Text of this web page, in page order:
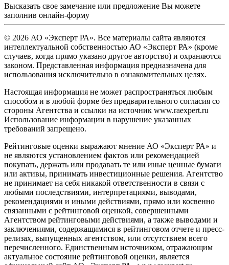
Высказать свое замечание или предложение Вы можете
заполнив онлайн-форму
© 2026 АО «Эксперт РА». Все материалы сайта являются
интеллектуальной собственностью АО «Эксперт РА» (кроме
случаев, когда прямо указано другое авторство) и охраняются
законом. Представленная информация предназначена для
использования исключительно в ознакомительных целях.
Настоящая информация не может распространяться любым
способом и в любой форме без предварительного согласия со
стороны Агентства и ссылки на источник www.raexpert.ru
Использование информации в нарушение указанных
требований запрещено.
Рейтинговые оценки выражают мнение АО «Эксперт РА» и
не являются установлением фактов или рекомендацией
покупать, держать или продавать те или иные ценные бумаги
или активы, принимать инвестиционные решения. Агентство
не принимает на себя никакой ответственности в связи с
любыми последствиями, интерпретациями, выводами,
рекомендациями и иными действиями, прямо или косвенно
связанными с рейтинговой оценкой, совершенными
Агентством рейтинговыми действиями, а также выводами и
заключениями, содержащимися в рейтинговом отчете и пресс-
релизах, выпущенных агентством, или отсутствием всего
перечисленного. Единственным источником, отражающим
актуальное состояние рейтинговой оценки, является